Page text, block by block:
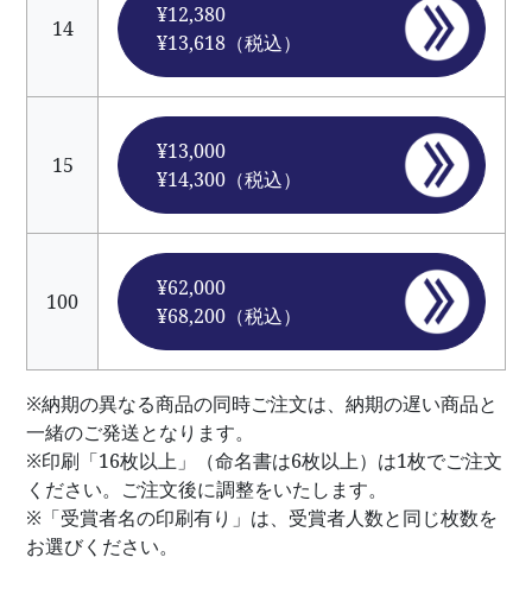
14
¥12,380
¥13,618（税込）
15
¥13,000
¥14,300（税込）
100
¥62,000
¥68,200（税込）
※納期の異なる商品の同時ご注文は、納期の遅い商品と
一緒のご発送となります。
※印刷「16枚以上」（命名書は6枚以上）は1枚でご注文
ください。ご注文後に調整をいたします。
※「受賞者名の印刷有り」は、受賞者人数と同じ枚数を
お選びください。